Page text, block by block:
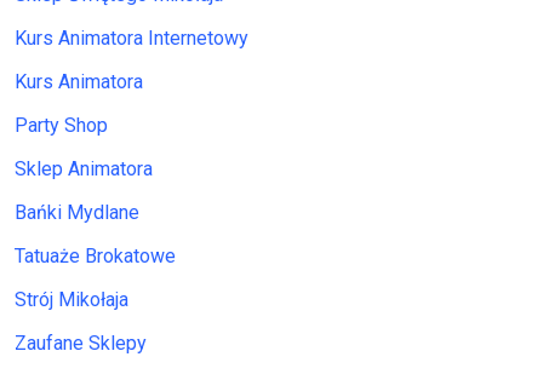
Kurs Animatora Internetowy
Kurs Animatora
Party Shop
Sklep Animatora
Bańki Mydlane
Tatuaże Brokatowe
Strój Mikołaja
Zaufane Sklepy